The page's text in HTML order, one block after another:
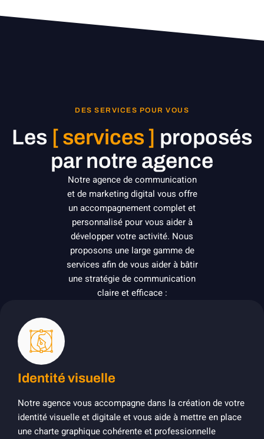
DES SERVICES POUR VOUS
Les [ services ] proposés
par notre agence
Notre agence de communication
et de marketing digital vous offre
un accompagnement complet et
personnalisé pour vous aider à
développer votre activité. Nous
proposons une large gamme de
services afin de vous aider à bâtir
une stratégie de communication
claire et efficace :
Identité visuelle
Notre agence vous accompagne dans la création de votre
identité visuelle et digitale et vous aide à mettre en place
une charte graphique cohérente et professionnelle